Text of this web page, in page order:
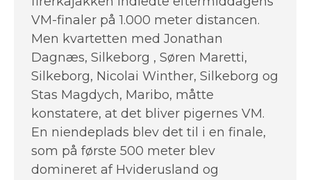
VM-finaler på 1.000 meter distancen.
Men kvartetten med Jonathan
Dagnæs, Silkeborg , Søren Maretti,
Silkeborg, Nicolai Winther, Silkeborg og
Stas Magdych, Maribo, måtte
konstatere, at det bliver pigernes VM.
En niendeplads blev det til i en finale,
som på første 500 meter blev
domineret af Hviderusland og